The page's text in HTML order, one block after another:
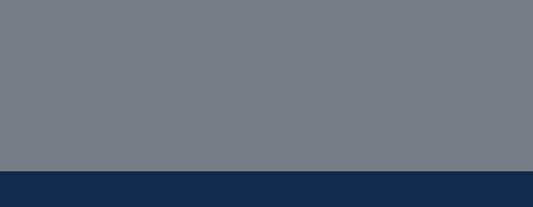
Hotmixradio Gold 60s-70s